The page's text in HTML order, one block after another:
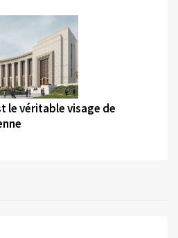
le véritable visage de